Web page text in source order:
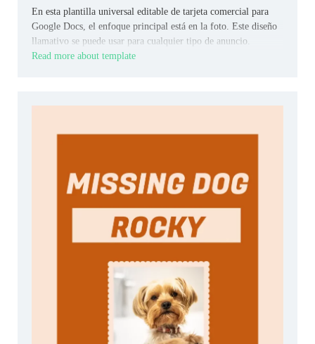
En esta plantilla universal editable de tarjeta comercial para
Google Docs, el enfoque principal está en la foto. Este diseño
llamativo se puede usar para cualquier tipo de anuncio.
Read more about template